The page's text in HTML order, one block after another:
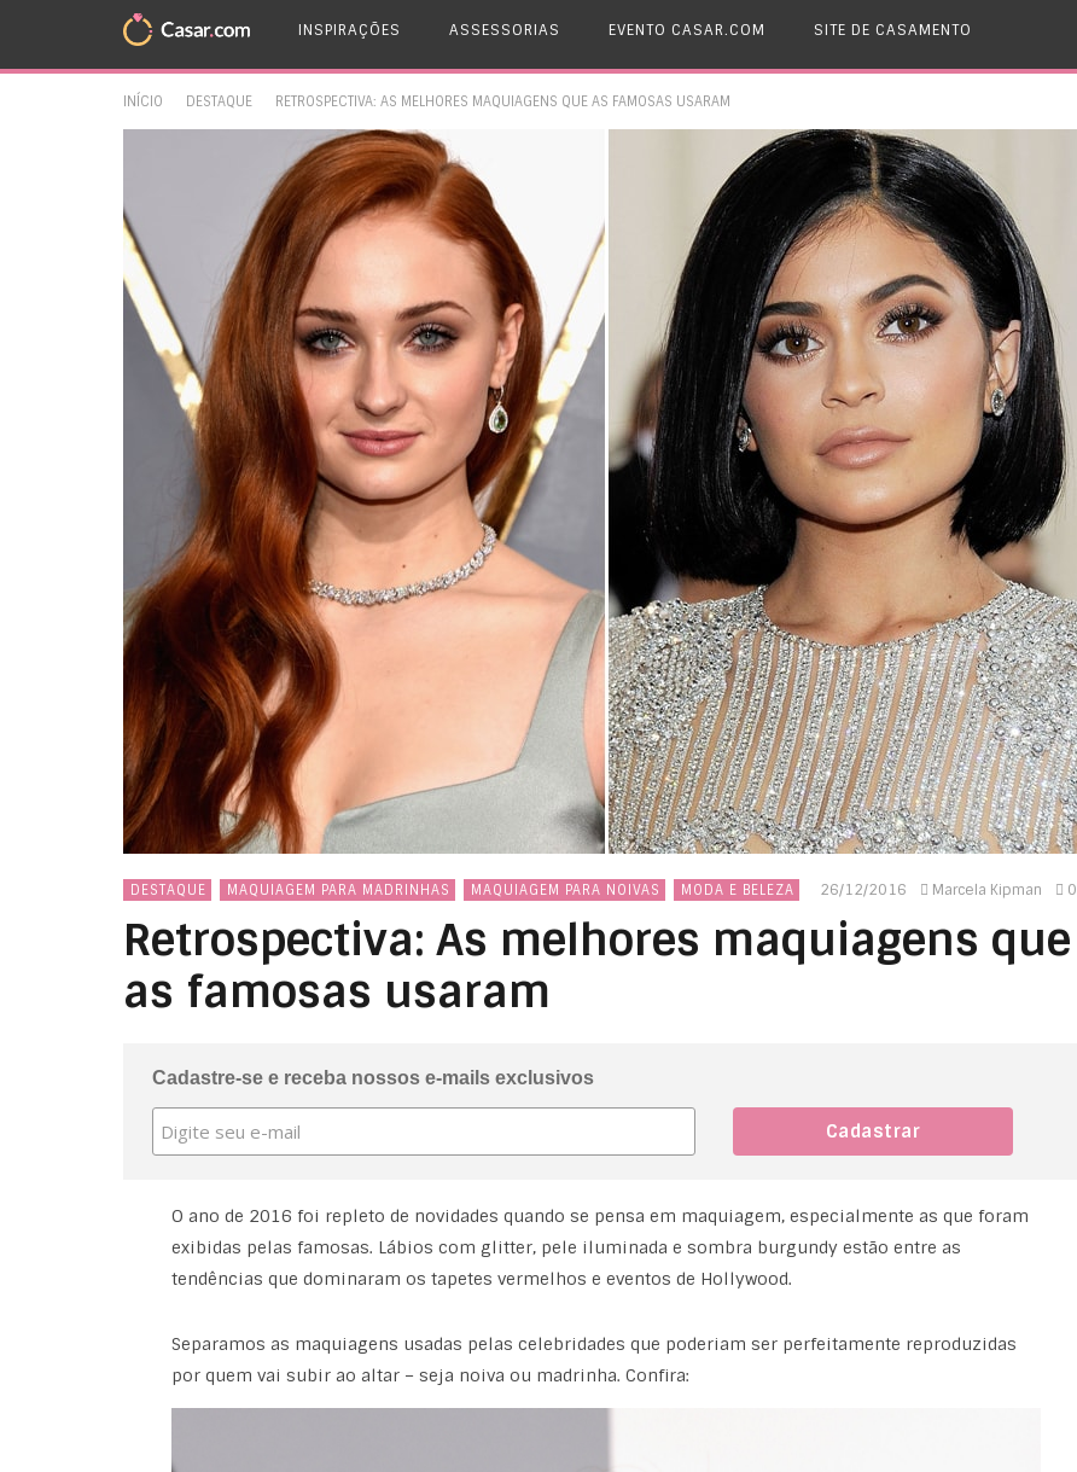
INSPIRAÇÕES ASSESSORIAS EVENTO CASAR.COM SITE DE CASAMENTO
INÍCIO DESTAQUE RETROSPECTIVA: AS MELHORES MAQUIAGENS QUE AS FAMOSAS USARAM
DESTAQUE MAQUIAGEM PARA MADRINHAS MAQUIAGEM PARA NOIVAS MODA E BELEZA 26/12/2016 Marcela Kipman 0
Retrospectiva: As melhores maquiagens que
as famosas usaram
Cadastre-se e receba nossos e-mails exclusivos
O ano de 2016 foi repleto de novidades quando se pensa em maquiagem, especialmente as que foram
exibidas pelas famosas. Lábios com glitter, pele iluminada e sombra burgundy estão entre as
tendências que dominaram os tapetes vermelhos e eventos de Hollywood.
Separamos as maquiagens usadas pelas celebridades que poderiam ser perfeitamente reproduzidas
por quem vai subir ao altar – seja noiva ou madrinha. Confira: